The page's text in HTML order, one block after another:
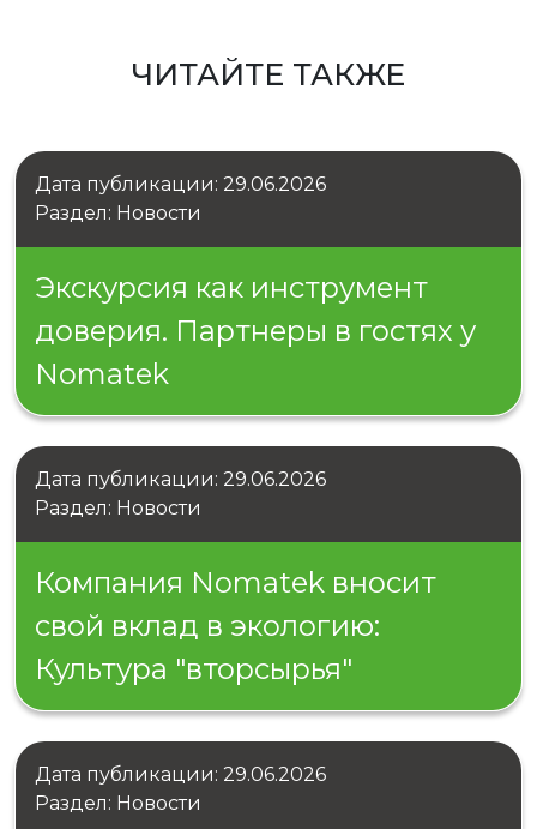
ЧИТАЙТЕ ТАКЖЕ
Дата публикации: 29.06.2026
Раздел: Новости
Экскурсия как инструмент
доверия. Партнеры в гостях у
Nomatek
Дата публикации: 29.06.2026
Раздел: Новости
Компания Nomatek вносит
свой вклад в экологию:
Культура "вторсырья"
Дата публикации: 29.06.2026
Раздел: Новости